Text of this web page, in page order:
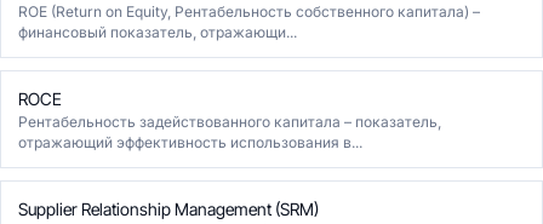
ROE (Return on Equity, Рентабельность собственного капитала) –
финансовый показатель, отражающи...
ROCE
Рентабельность задействованного капитала – показатель,
отражающий эффективность использования в...
Supplier Relationship Management (SRM)